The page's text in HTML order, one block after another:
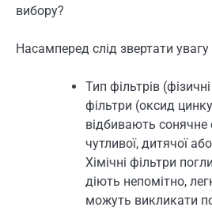
вибору?
Насамперед слід звертати
Тип фільтрів
фільтри (оксид
відбивають сонячне
чутливої, дитячої
Хімічні фільтри
діють непомітно,
можуть викликати